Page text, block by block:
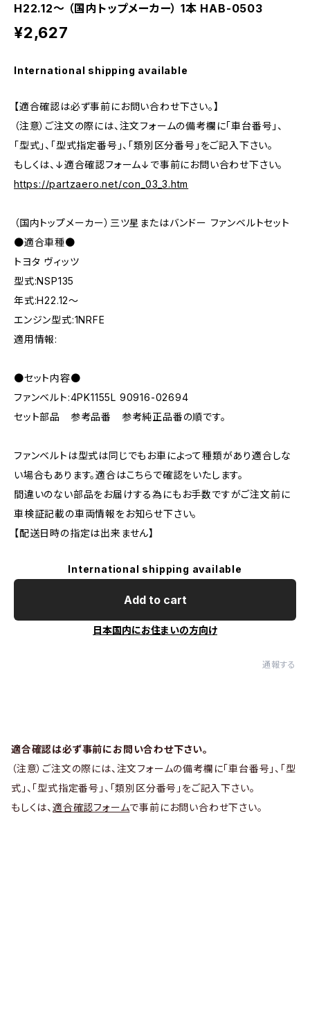
H22.12～ （国内トップメーカー） 1本 HAB-0503
¥2,627
International shipping available
【適合確認は必ず事前にお問い合わせ下さい。】
（注意）ご注文の際には、注文フォームの備考欄に「車台番号」、
「型式」、「型式指定番号」、「類別区分番号」をご記入下さい。
もしくは、↓適合確認フォーム↓で事前にお問い合わせ下さい。
https://partzaero.net/con_03_3.htm
（国内トップメーカー）三ツ星またはバンドー ファンベルトセット
●適合車種●
トヨタ ヴィッツ
型式:NSP135
年式:H22.12～
エンジン型式:1NRFE
適用情報:
●セット内容●
ファンベルト:4PK1155L 90916-02694
セット部品 参考品番 参考純正品番の順です。
ファンベルトは型式は同じでもお車によって種類があり適合しな
い場合もあります。適合はこちらで確認をいたします。
間違いのない部品をお届けする為にもお手数ですがご注文前に
車検証記載の車両情報をお知らせ下さい。
【配送日時の指定は出来ません】
International shipping available
Add to cart
日本国内にお住まいの方向け
通報する
適合確認は必ず事前にお問い合わせ下さい。
（注意）ご注文の際には、注文フォームの備考欄に「車台番号」、「型
式」、「型式指定番号」、「類別区分番号」をご記入下さい。
もしくは、 適合確認フォームで事前にお問い合わせ下さい。